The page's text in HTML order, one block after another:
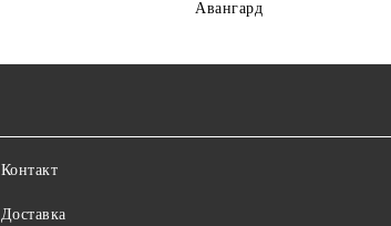
Авангард
Контакт
Доставка